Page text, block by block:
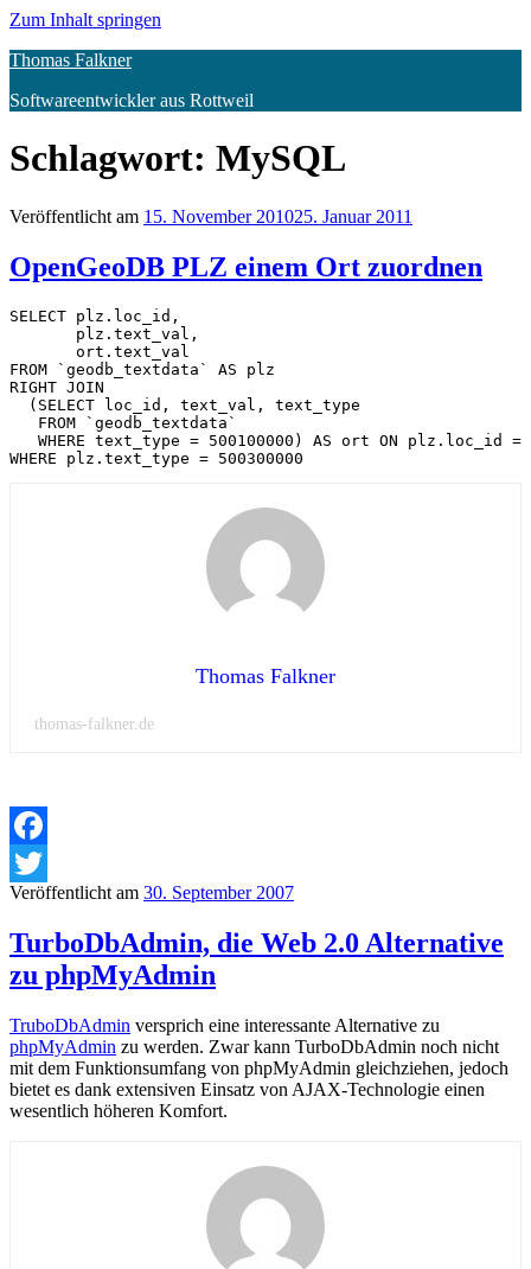
Zum Inhalt springen
Thomas Falkner
Softwareentwickler aus Rottweil
Schlagwort: MySQL
Veröffentlicht am 15. November 201025. Januar 2011
OpenGeoDB PLZ einem Ort zuordnen
SELECT plz.loc_id,
       plz.text_val,
       ort.text_val
FROM `geodb_textdata` AS plz
RIGHT JOIN
  (SELECT loc_id, text_val, text_type
   FROM `geodb_textdata`
WHERE text_type = 500100000) AS ort ON plz.loc_id =
Thomas Falkner
thomas-falkner.de
Facebook
Twitter
Veröffentlicht am 30. September 2007
TurboDbAdmin, die Web 2.0 Alternative
zu phpMyAdmin
TruboDbAdmin versprich eine interessante Alternative zu
phpMyAdmin zu werden. Zwar kann TurboDbAdmin noch nicht
mit dem Funktionsumfang von phpMyAdmin gleichziehen, jedoch
bietet es dank extensiven Einsatz von AJAX-Technologie einen
wesentlich höheren Komfort.